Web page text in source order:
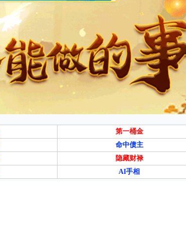
第一桶金
命中债主
隐藏财禄
AI手相